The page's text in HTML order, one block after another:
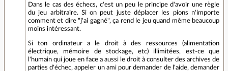
Dans le cas des échecs, c'est un peu le principe d'avoir une règle
du jeu arbitraire. Si on peut juste déplacer les pions n'importe
comment et dire "j'ai gagné", ça rend le jeu quand même beaucoup
moins intéressant.
Si ton ordinateur a le droit à des ressources (alimentation
électrique, mémoire de stockage, etc) illimitées, est-ce que
l'humain qui joue en face a aussi le droit à consulter des archives de
parties d'échec, appeler un ami pour demander de l'aide, demander